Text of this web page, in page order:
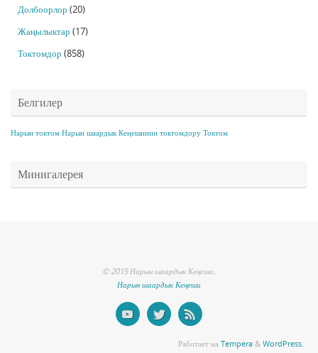
Долбоорлор (20)
Жаңылыктар (17)
Токтомдор (858)
Белгилер
Нарын токтом Нарын шаардык Кеңешинин токтомдору Токтом
Минигалерея
© 2015 Нарын шаардык Кеңеши.
Нарын шаардык Кеңеши
Работает на Tempera & WordPress.